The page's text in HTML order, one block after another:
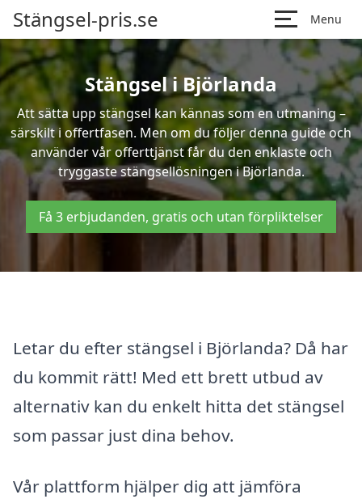
Stängsel-pris.se Menu
Stängsel i Björlanda
Att sätta upp stängsel kan kännas som en utmaning –
särskilt i offertfasen. Men om du följer denna guide och
använder vår offerttjänst får du den enklaste och
tryggaste stängsellösningen i Björlanda.
Få 3 erbjudanden, gratis och utan förpliktelser
Letar du efter stängsel i Björlanda? Då har
du kommit rätt! Med ett brett utbud av
alternativ kan du enkelt hitta det stängsel
som passar just dina behov.
Vår plattform hjälper dig att jämföra